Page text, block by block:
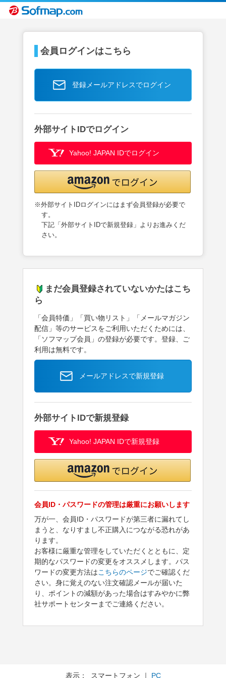
会員ログインはこちら
登録メールアドレスでログイン
外部サイトIDでログイン
Yahoo! JAPAN IDでログイン
※外部サイトIDログインにはまず会員登録が必要で
す。
下記「外部サイトIDで新規登録」よりお進みくだ
さい。
まだ会員登録されていないかたはこち
ら
「会員特価」「買い物リスト」「メールマガジン
配信」等のサービスをご利用いただくためには、
「ソフマップ会員」の登録が必要です。登録、ご
利用は無料です。
メールアドレスで新規登録
外部サイトIDで新規登録
Yahoo! JAPAN IDで新規登録
会員ID・パスワードの管理は厳重にお願いします
万が一、会員ID・パスワードが第三者に漏れてし
まうと、なりすまし不正購入につながる恐れがあ
ります。
お客様に厳重な管理をしていただくとともに、定
期的なパスワードの変更をオススメします。パス
ワードの変更方法はこちらのページでご確認くだ
さい。身に覚えのない注文確認メールが届いた
り、ポイントの減額があった場合はすみやかに弊
社サポートセンターまでご連絡ください。
表示： スマートフォン ｜ PC